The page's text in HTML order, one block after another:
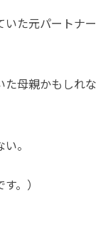
た元パートナー
た母親かもしれな
。
。）